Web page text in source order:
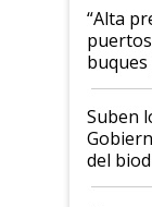
“Alta
buques
la
Suben
del